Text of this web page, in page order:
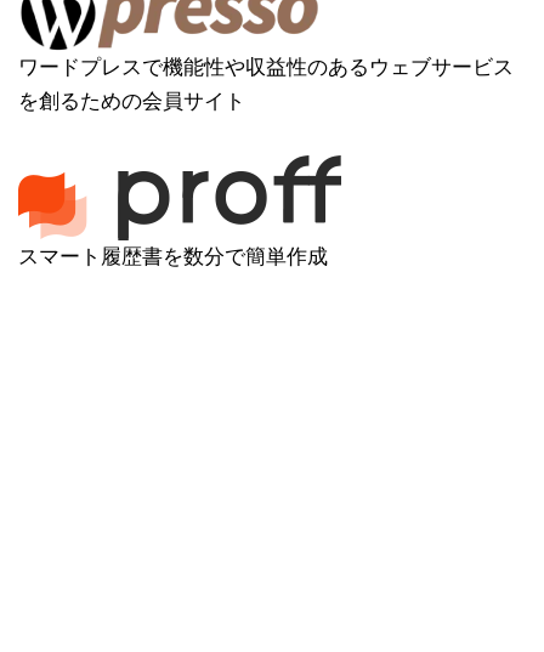
ワードプレスで機能性や収益性のあるウェブサービス
を創るための会員サイト
スマート履歴書を数分で簡単作成